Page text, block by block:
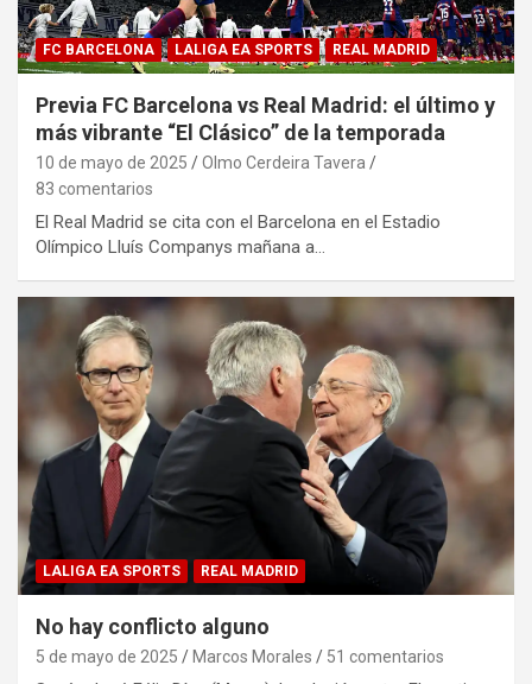
FC BARCELONA LALIGA EA SPORTS REAL MADRID
Previa FC Barcelona vs Real Madrid: el último y
más vibrante “El Clásico” de la temporada
10 de mayo de 2025
Olmo Cerdeira Tavera
83 comentarios
El Real Madrid se cita con el Barcelona en el Estadio
Olímpico Lluís Companys mañana a…
LALIGA EA SPORTS REAL MADRID
No hay conflicto alguno
5 de mayo de 2025 Marcos Morales 51 comentarios